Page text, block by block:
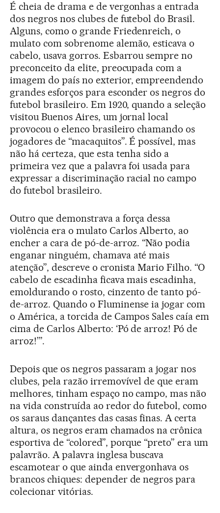
É cheia de drama e de vergonhas a entrada
dos negros nos clubes de futebol do Brasil.
Alguns, como o grande Friedenreich, o
mulato com sobrenome alemão, esticava o
cabelo, usava gorros. Esbarrou sempre no
preconceito da elite, preocupada com a
imagem do país no exterior, empreendendo
grandes esforços para esconder os negros do
futebol brasileiro. Em 1920, quando a seleção
visitou Buenos Aires, um jornal local
provocou o elenco brasileiro chamando os
jogadores de “macaquitos”. É possível, mas
não há certeza, que esta tenha sido a
primeira vez que a palavra foi usada para
expressar a discriminação racial no campo
do futebol brasileiro.
Outro que demonstrava a força dessa
violência era o mulato Carlos Alberto, ao
encher a cara de pó-de-arroz. “Não podia
enganar ninguém, chamava até mais
atenção”, descreve o cronista Mario Filho. “O
cabelo de escadinha ficava mais escadinha,
emoldurando o rosto, cinzento de tanto pó-
de-arroz. Quando o Fluminense ia jogar com
o América, a torcida de Campos Sales caía em
cima de Carlos Alberto: ‘Pó de arroz! Pó de
arroz!’”.
Depois que os negros passaram a jogar nos
clubes, pela razão irremovível de que eram
melhores, tinham espaço no campo, mas não
na vida construída ao redor do futebol, como
os saraus dançantes das casas finas. A certa
altura, os negros eram chamados na crônica
esportiva de “colored”, porque “preto” era um
palavrão. A palavra inglesa buscava
escamotear o que ainda envergonhava os
brancos chiques: depender de negros para
colecionar vitórias.